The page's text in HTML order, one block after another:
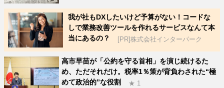
我が社もDXしたいけど予算がない！コードな
しで業務改善ツールを作れるサービスなんて本
当にあるの？
[PR]株式会社インターパーク
高市早苗が「公約を守る首相」を演じ続けるた
め、ただそれだけ。税率1％策が背負わされた“極
めて政治的”な役割
★ 1